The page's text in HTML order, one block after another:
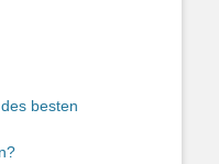
besten